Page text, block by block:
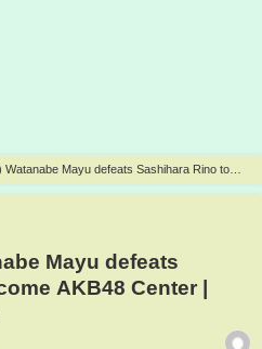
Watanabe Mayu defeats Sashihara Rino to
Mayu defeats
AKB48 Center |